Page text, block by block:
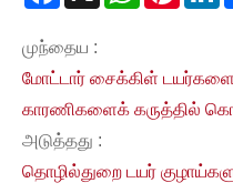
முந்தைய :
மோட்டார் சைக்கிள்
காரணிகளைக் கருத்தில்
அடுத்தது :
தொழில்துறை டயர்